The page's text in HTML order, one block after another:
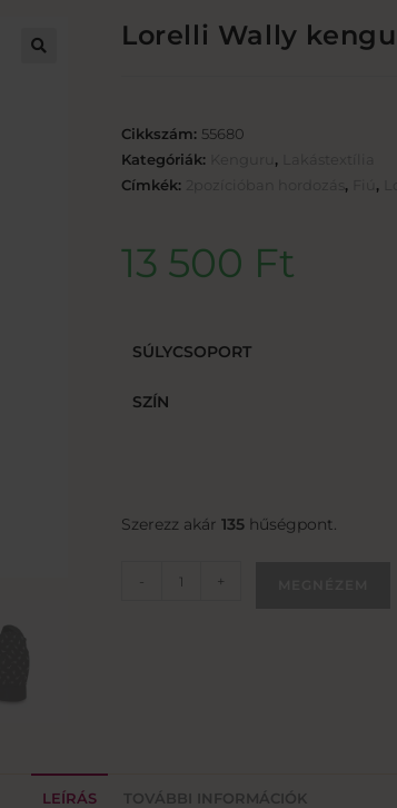
Lorelli Wally
Cikkszám: 55680
Kategóriák:
,
Címkék:
, ,
13 500 Ft
SÚLYCSOPORT
SZÍN
Szerezz akár 135 hűségpont.
- +
LEÍRÁS TOVÁBBI INFORMÁCIÓK